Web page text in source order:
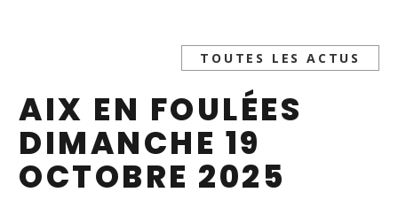
TOUTES LES ACTUS
AIX EN FOULÉES
DIMANCHE 19
OCTOBRE 2025